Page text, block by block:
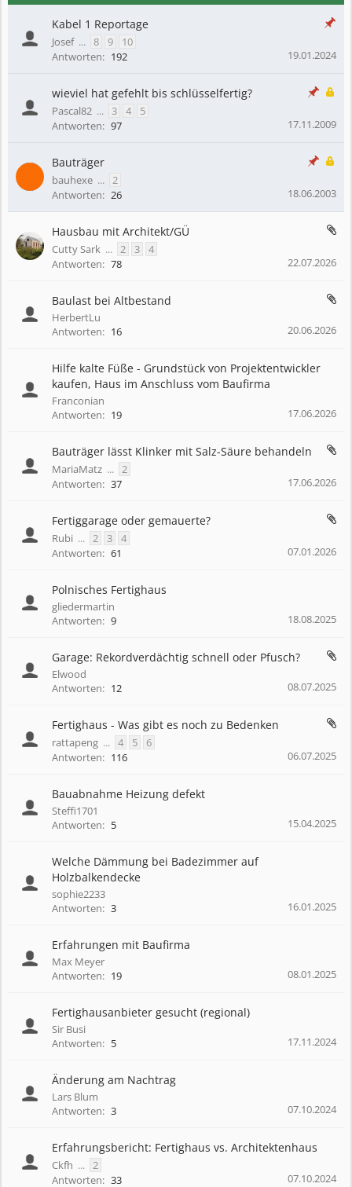
Kabel 1 Reportage
Josef ... 8 9
10
Antworten: 192 19.01.2024
wieviel hat gefehlt bis schlüsselfertig?
Pascal82 ... 3 4
5
Antworten: 97 17.11.2009
Bauträger
bauhexe ... 2
Antworten: 26 18.06.2003
Hausbau mit Architekt/GÜ
Cutty Sark ... 2 3
4
Antworten: 78 22.07.2026
Baulast bei Altbestand
HerbertLu
Antworten: 16 20.06.2026
Hilfe kalte Füße - Grundstück von Projektentwickler
kaufen, Haus im Anschluss vom Baufirma
Franconian
Antworten: 19 17.06.2026
Bauträger lässt Klinker mit Salz-Säure behandeln
MariaMatz ... 2
Antworten: 37 17.06.2026
Fertiggarage oder gemauerte?
Rubi ... 2 3
4
Antworten: 61 07.01.2026
Polnisches Fertighaus
gliedermartin
Antworten: 9 18.08.2025
Garage: Rekordverdächtig schnell oder Pfusch?
Elwood
Antworten: 12 08.07.2025
Fertighaus - Was gibt es noch zu Bedenken
rattapeng ... 4 5
6
Antworten: 116 06.07.2025
Bauabnahme Heizung defekt
Steffi1701
Antworten: 5 15.04.2025
Welche Dämmung bei Badezimmer auf
Holzbalkendecke
sophie2233
Antworten: 3 16.01.2025
Erfahrungen mit Baufirma
Max Meyer
Antworten: 19 08.01.2025
Fertighausanbieter gesucht (regional)
Sir Busi
Antworten: 5 17.11.2024
Änderung am Nachtrag
Lars Blum
Antworten: 3 07.10.2024
Erfahrungsbericht: Fertighaus vs. Architektenhaus
Ckfh ... 2
Antworten: 33 07.10.2024